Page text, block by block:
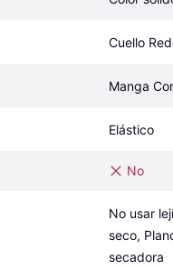
Cuello
Manga
Elástico
No
No usar
seco,
secadora